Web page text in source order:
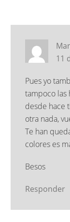
11
Pues yo
tampoco las
desde hace
otra nada,
Te han
colores es
Besos
Responder